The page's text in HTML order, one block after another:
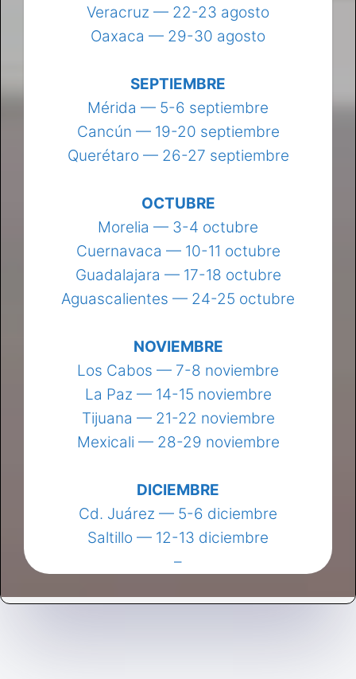
Veracruz — 22-23 agosto
Oaxaca — 29-30 agosto
SEPTIEMBRE
Mérida — 5-6 septiembre
Cancún — 19-20 septiembre
Querétaro — 26-27 septiembre
OCTUBRE
Morelia — 3-4 octubre
Cuernavaca — 10-11 octubre
Guadalajara — 17-18 octubre
Aguascalientes — 24-25 octubre
NOVIEMBRE
Los Cabos — 7-8 noviembre
La Paz — 14-15 noviembre
Tijuana — 21-22 noviembre
Mexicali — 28-29 noviembre
DICIEMBRE
Cd. Juárez — 5-6 diciembre
Saltillo — 12-13 diciembre
–